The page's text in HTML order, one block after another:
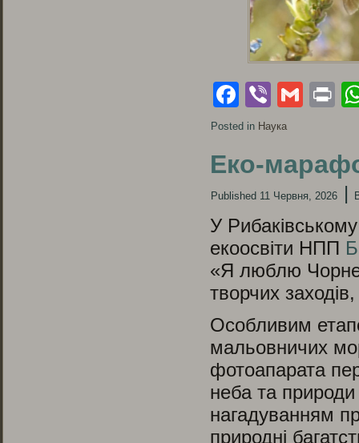
Facebook
Viber
Posted in Наука
Еко-
Published 11 Червня, 2026 |
У
екоосвіти НПП
«Я люблю Чорне
творчих
Особливим
мальовничих
фотоапарата
неба та
нагадуванням
природні